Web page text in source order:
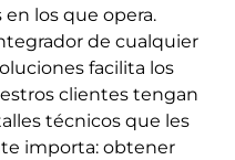
en los que opera.
de cualquier
facilita los
clientes tengan
técnicos que les
importa: obtener